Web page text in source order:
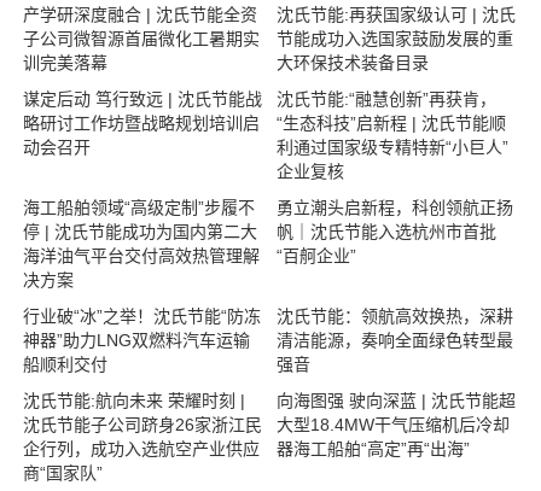
产学研深度融合 | 沈氏节能全资
子公司微智源首届微化工暑期实
训完美落幕
沈氏节能:再获国家级认可 | 沈氏
节能成功入选国家鼓励发展的重
大环保技术装备目录
谋定后动 笃行致远 | 沈氏节能战
略研讨工作坊暨战略规划培训启
动会召开
沈氏节能:“融慧创新”再获肯，
“生态科技”启新程 | 沈氏节能顺
利通过国家级专精特新“小巨人”
企业复核
海工船舶领域“高级定制”步履不
停 | 沈氏节能成功为国内第二大
海洋油气平台交付高效热管理解
决方案
勇立潮头启新程，科创领航正扬
帆｜沈氏节能入选杭州市首批
“百舸企业”
行业破“冰”之举！沈氏节能“防冻
神器”助力LNG双燃料汽车运输
船顺利交付
沈氏节能：领航高效换热，深耕
清洁能源，奏响全面绿色转型最
强音
沈氏节能:航向未来 荣耀时刻 |
沈氏节能子公司跻身26家浙江民
企行列，成功入选航空产业供应
商“国家队”
向海图强 驶向深蓝 | 沈氏节能超
大型18.4MW干气压缩机后冷却
器海工船舶“高定”再“出海”